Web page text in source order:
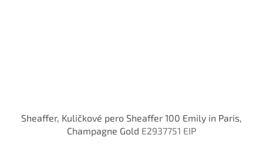
Sheaffer, Kuličkové pero Sheaffer 100 Emily in Paris,
Champagne Gold E2937751 EIP